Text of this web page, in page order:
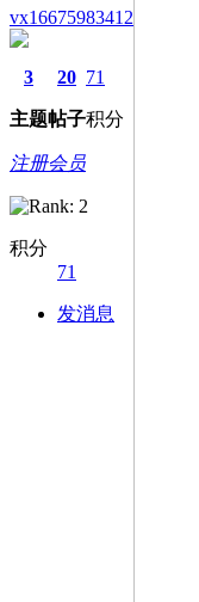
vx16675983412
3
主题
20
帖子
71
积分
注册会员
积分
71
发消息